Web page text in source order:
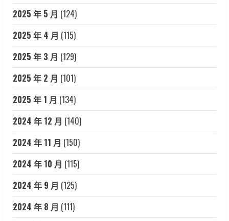
2025 年 5 月 (124)
2025 年 4 月 (115)
2025 年 3 月 (129)
2025 年 2 月 (101)
2025 年 1 月 (134)
2024 年 12 月 (140)
2024 年 11 月 (150)
2024 年 10 月 (115)
2024 年 9 月 (125)
2024 年 8 月 (111)